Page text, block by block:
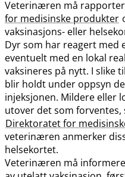
Veterinæren må
for medisinske produkter
vaksinasjons- eller
Dyr som har reagert med
eventuelt med en lokal
vaksineres på nytt. I slike
blir holdt under oppsyn
injeksjonen. Mildere eller
utover det som forventes,
Direktoratet for
veterinæren anmerker
helsekortet.
Veterinæren må